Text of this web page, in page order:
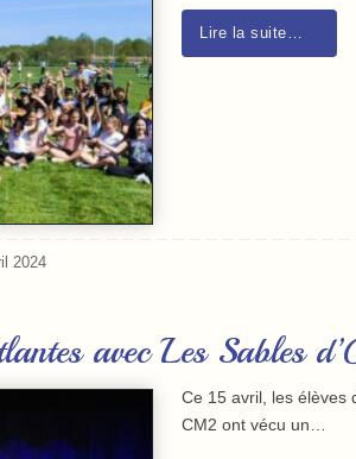
Lire la suite…
2024
avec Les Sables
Ce 15 avril, les élèves
CM2 ont vécu un…